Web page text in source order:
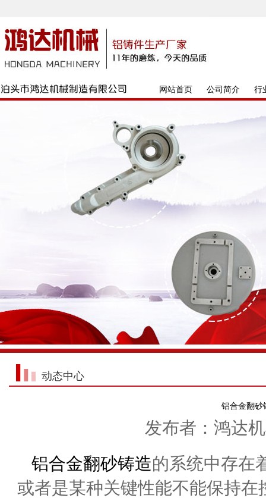
网站首页 公司简介 行
动态中心
铝合金翻砂
发布者：鸿达
铝合金翻砂铸造的系统中存在
或者是某种关键性能不能保持